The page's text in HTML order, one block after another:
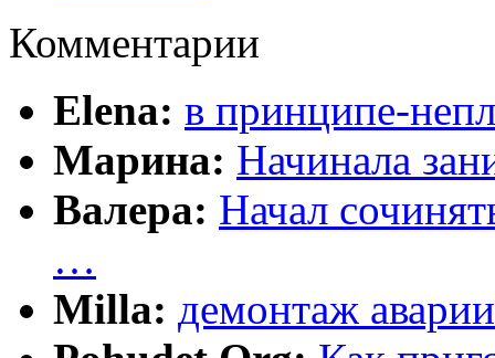
Комментарии
Elena: в принципе-
Марина: Начинала
Валера: Начал
…
Milla: демонтаж